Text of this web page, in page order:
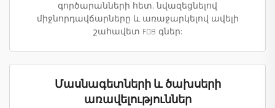
գործարանների հետ, նվազեցնելով
միջնորդավճարները և առաջարկելով ավելի
շահավետ FOB գներ:
Մասնագետների և ծախսերի
առավելություններ